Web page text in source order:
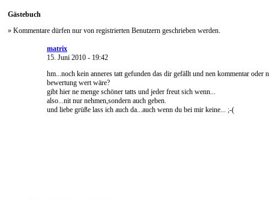
Gästebuch
» Kommentare dürfen nur von registrierten Benutzern geschrieben werden.
matrix
15. Juni 2010 - 19:42
hm...noch kein anneres tatt gefunden das dir gefällt und nen kommentar oder
bewertung wert wäre?
gibt hier ne menge schöner tatts und jeder freut sich wenn...
also...nit nur nehmen,sondern auch geben.
und liebe grüße lass ich auch da...auch wenn du bei mir keine... ;-(